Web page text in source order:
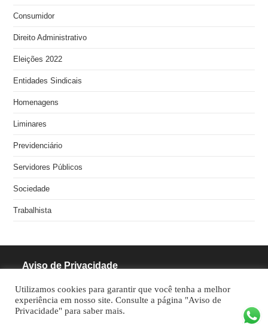
Consumidor
Direito Administrativo
Eleições 2022
Entidades Sindicais
Homenagens
Liminares
Previdenciário
Servidores Públicos
Sociedade
Trabalhista
Aviso de Privacidade
RODRIGUES PINHEIRO ADVOCACIA S/S
Utilizamos cookies para garantir que você tenha a melhor
experiência em nosso site. Consulte a página "Aviso de
Privacidade" para saber mais.